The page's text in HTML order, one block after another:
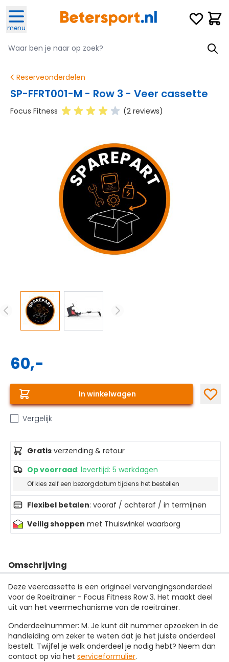
menu
Zoeken
Verlanglijst
Reserveonderdelen
SP-FFRT001-M - Row 3 - Veer cassette
Focus Fitness (2 reviews)
60,-
In winkelwagen
Vergelijk
Gratis verzending & retour
Op voorraad: levertijd: 5 werkdagen
Of kies zelf een bezorgdatum tijdens het bestellen
Flexibel betalen: vooraf / achteraf / in termijnen
Veilig shoppen met Thuiswinkel waarborg
Omschrijving
Deze veercassette is een origineel vervangingsonderdeel
voor de Roeitrainer - Focus Fitness Row 3. Het maakt deel
uit van het veermechanisme van de roeitrainer.
Onderdeelnummer: M. Je kunt dit nummer opzoeken in de
handleiding om zeker te weten dat je het juiste onderdeel
bestelt. Twijfel je welk onderdeel je nodig hebt? Neem dan
contact op via het serviceformulier.